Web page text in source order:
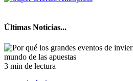
Últimas Noticias...
3 min de lectura